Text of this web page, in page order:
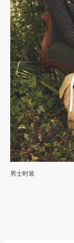
男士时装